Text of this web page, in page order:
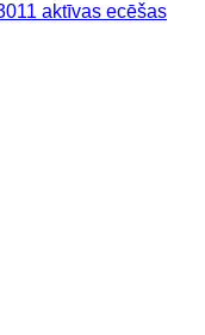
aktīvas ecēšas